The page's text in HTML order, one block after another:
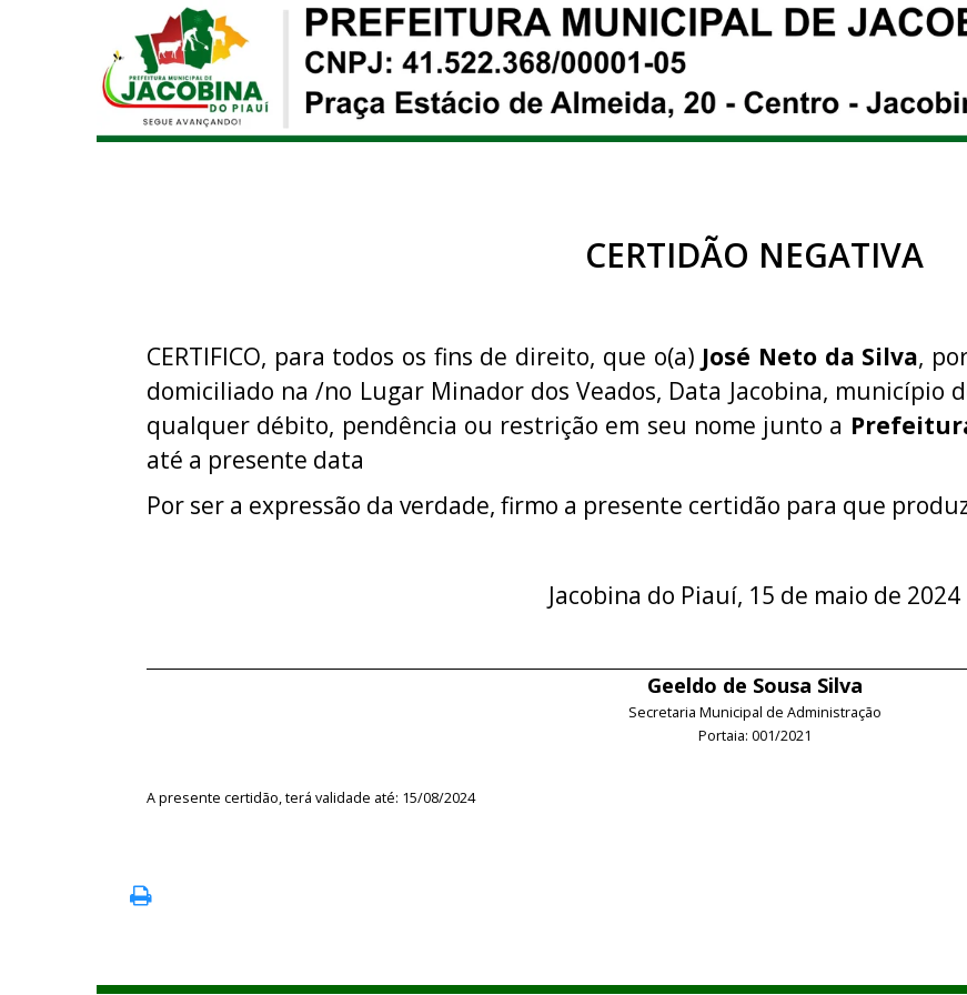
CERTIDÃO NEGATIVA
CERTIFICO, para todos os fins de direito, que o(a) José Neto da Silva,
domiciliado na /no Lugar Minador dos Veados, Data Jacobina, município
qualquer débito, pendência ou restrição em seu nome junto a
até a presente data
Por ser a expressão da verdade, firmo a presente certidão para que
Jacobina do Piauí, 15 de maio de 2024
Geeldo de Sousa Silva
Secretaria Municipal de Administração
Portaia: 001/2021
A presente certidão, terá validade até: 15/08/2024